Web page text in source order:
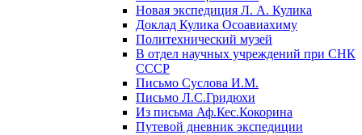
Новая экспедиция Л. А. Кулика
Доклад Кулика Осоавиахиму
Политехнический музей
В отдел научных учреждений при СНК
СССР
Письмо Суслова И.М.
Письмо Л.С.Гридюхи
Из письма Аф.Кес.Кокорина
Путевой дневник экспедиции